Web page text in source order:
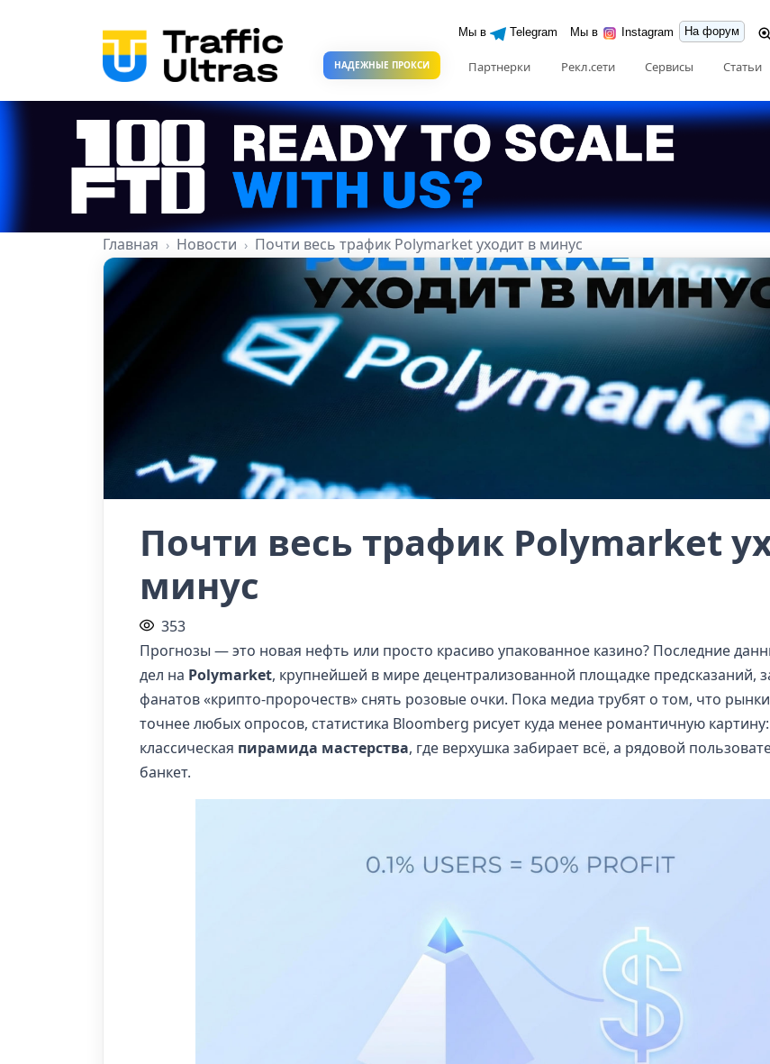
Мы в Telegram Мы в Instagram На форум
НАДЕЖНЫЕ ПРОКСИ Партнерки Рекл.сети Сервисы Статьи
Главная Новости Почти весь трафик Polymarket уходит в минус
Почти весь трафик Polymarket
минус
353
Прогнозы — это новая нефть или просто красиво упакованное казино? Последние
дел на Polymarket, крупнейшей в мире децентрализованной площадке предсказаний,
фанатов «крипто-пророчеств» снять розовые очки. Пока медиа трубят о том, что
точнее любых опросов, статистика Bloomberg рисует куда менее романтичную
классическая пирамида мастерства, где верхушка забирает всё, а рядовой
банкет.